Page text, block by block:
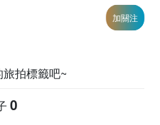
加關注
拍標籤吧~
0